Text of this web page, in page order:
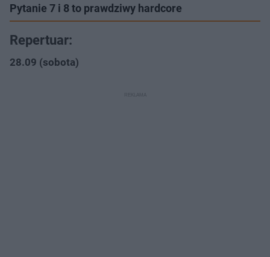
Pytanie 7 i 8 to prawdziwy hardcore
Repertuar:
28.09 (sobota)